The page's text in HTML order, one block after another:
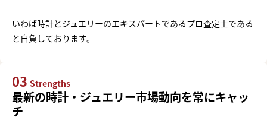
いわば時計とジュエリーのエキスパートであるプロ査定士である
と自負しております。
03 Strengths
最新の時計・ジュエリー市場動向を常にキャッ
チ